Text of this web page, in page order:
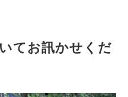
てお訊かせくだ